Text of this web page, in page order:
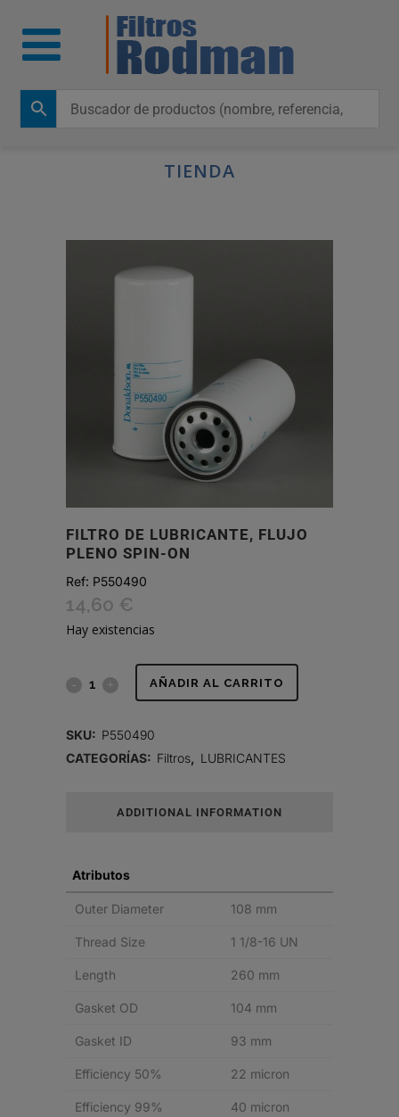
TIENDA
FILTRO DE LUBRICANTE, FLUJO
PLENO SPIN-ON
Ref: P550490
14,60 €
Hay existencias
FILTRO
LUBRICANTE,
ON
quantity
AÑADIR AL CARRITO
SKU: P550490
CATEGORÍAS: Filtros LUBRICANTES
ADDITIONAL INFORMATION
Atributos
Outer Diameter 108 mm
Thread Size 1 1/8-16 UN
Length 260 mm
Gasket OD 104 mm
Gasket ID 93 mm
Efficiency 50% 22 micron
Efficiency 99% 40 micron